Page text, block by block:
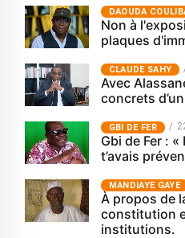
‎DAOUDA
Non à
plaques
CLAUDE SAHY
Avec
concrets
GBI DE FER
Gbi de Fer :
t’avais
MANDIAYE GAYE
À propos de
constitution
institutions.